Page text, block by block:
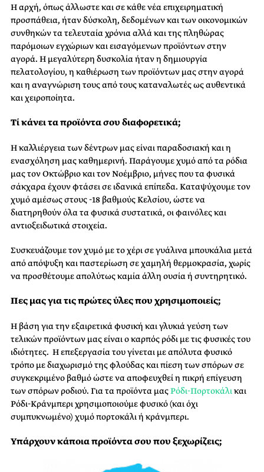
Η αρχή, όπως άλλωστε και σε κάθε νέα επιχειρηματική
προσπάθεια, ήταν δύσκολη, δεδομένων και των οικονομικών
συνθηκών τα τελευταία χρόνια αλλά και της πληθώρας
παρόμοιων εγχώριων και εισαγόμενων προϊόντων στην
αγορά. Η μεγαλύτερη δυσκολία ήταν η δημιουργία
πελατολογίου, η καθιέρωση των προϊόντων μας στην αγορά
και η αναγνώριση τους από τους καταναλωτές ως αυθεντικά
και χειροποίητα.
Τί κάνει τα προϊόντα σου διαφορετικά;
Η καλλιέργεια των δέντρων μας είναι παραδοσιακή και η
ενασχόληση μας καθημερινή. Παράγουμε χυμό από τα ρόδια
μας τον Οκτώβριο και τον Νοέμβριο, μήνες που τα φυσικά
σάκχαρα έχουν φτάσει σε ιδανικά επίπεδα. Καταψύχουμε τον
χυμό αμέσως στους -18 βαθμούς Κελσίου, ώστε να
διατηρηθούν όλα τα φυσικά συστατικά, οι φαινόλες και
αντιοξειδωτικά στοιχεία.
Συσκευάζουμε τον χυμό με το χέρι σε γυάλινα μπουκάλια μετά
από απόψυξη και παστερίωση σε χαμηλή θερμοκρασία, χωρίς
να προσθέτουμε απολύτως καμία άλλη ουσία ή συντηρητικό.
Πες μας για τις πρώτες ύλες που χρησιμοποιείς;
Η βάση για την εξαιρετικά φυσική και γλυκιά γεύση των
τελικών προϊόντων μας είναι ο καρπός ρόδι με τις φυσικές του
ιδιότητες. Η επεξεργασία του γίνεται με απόλυτα φυσικό
τρόπο με διαχωρισμό της φλούδας και πίεση των σπόρων σε
συγκεκριμένο βαθμό ώστε να αποφευχθεί η πικρή επίγευση
των σπόρων ροδιού. Για τα προϊόντα μαςΡόδι-Πορτοκάλικαι
Ρόδι-Κράνμπερι χρησιμοποιούμε φυσικό (και όχι
συμπυκνωμένο) χυμό πορτοκάλι ή κράνμπερι.
Υπάρχουν κάποια προϊόντα σου που ξεχωρίζεις;